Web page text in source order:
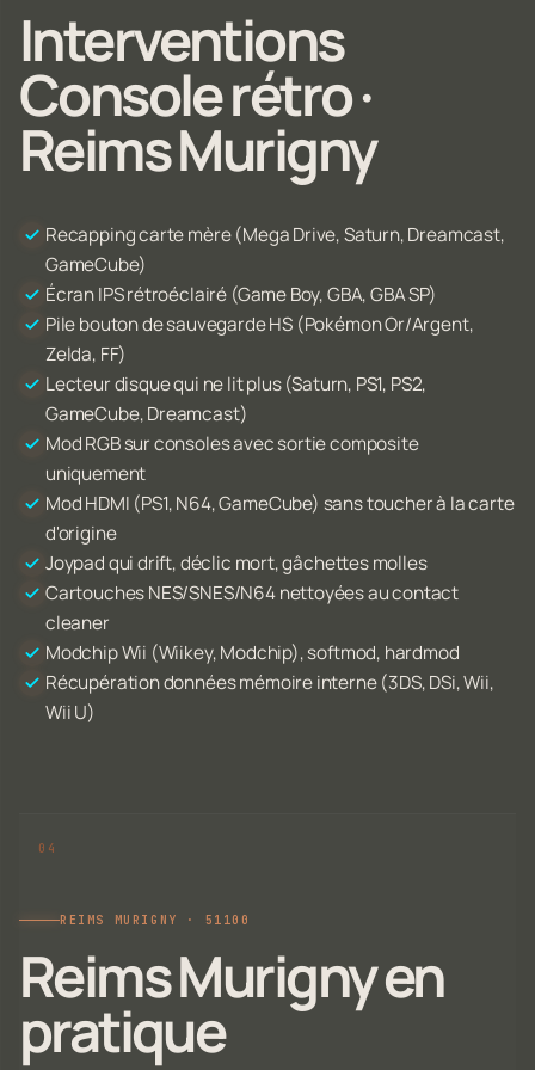
Interventions
Console rétro ·
Reims Murigny
Recapping carte mère (Mega Drive, Saturn, Dreamcast,
GameCube)
Écran IPS rétroéclairé (Game Boy, GBA, GBA SP)
Pile bouton de sauvegarde HS (Pokémon Or/Argent,
Zelda, FF)
Lecteur disque qui ne lit plus (Saturn, PS1, PS2,
GameCube, Dreamcast)
Mod RGB sur consoles avec sortie composite
uniquement
Mod HDMI (PS1, N64, GameCube) sans toucher à la carte
d'origine
Joypad qui drift, déclic mort, gâchettes molles
Cartouches NES/SNES/N64 nettoyées au contact
cleaner
Modchip Wii (Wiikey, Modchip), softmod, hardmod
Récupération données mémoire interne (3DS, DSi, Wii,
Wii U)
REIMS MURIGNY · 51100
Reims Murigny en
pratique